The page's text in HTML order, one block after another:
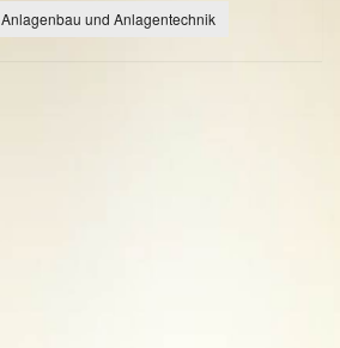
Anlagenbau und Anlagentechnik